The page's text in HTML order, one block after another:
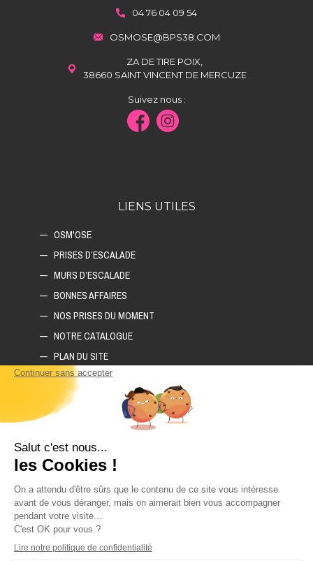
04 76 04 09 54
OSMOSE@BPS38.COM
ZA DE TIRE POIX,
38660 SAINT VINCENT DE MERCUZE
Suivez nous :
LIENS UTILES
OSM'OSE
PRISES D’ESCALADE
MURS D’ESCALADE
BONNES AFFAIRES
NOS PRISES DU MOMENT
NOTRE CATALOGUE
PLAN DU SITE
COMMENT CONSTRUIRE SON MUR D'ESCALADE ?
COMMENT CHOISIR SON TAPIS D'ESCALADE ?
COMMENT CHOISIR SES PRISES D'ESCALADE ?
LIVRAISON ET RETOURS